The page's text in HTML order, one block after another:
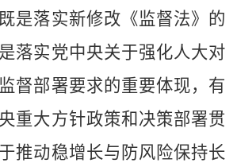
是落实新修改《监督法》的
落实党中央关于强化人大对
督部署要求的重要体现，有
重大方针政策和决策部署贯
推动稳增长与防风险保持长